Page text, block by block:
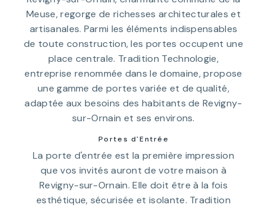
Meuse, regorge de richesses architecturales et
artisanales. Parmi les éléments indispensables
de toute construction, les portes occupent une
place centrale. Tradition Technologie,
entreprise renommée dans le domaine, propose
une gamme de portes variée et de qualité,
adaptée aux besoins des habitants de Revigny-
sur-Ornain et ses environs.
Portes d'Entrée
La porte d'entrée est la première impression
que vos invités auront de votre maison à
Revigny-sur-Ornain. Elle doit être à la fois
esthétique, sécurisée et isolante. Tradition